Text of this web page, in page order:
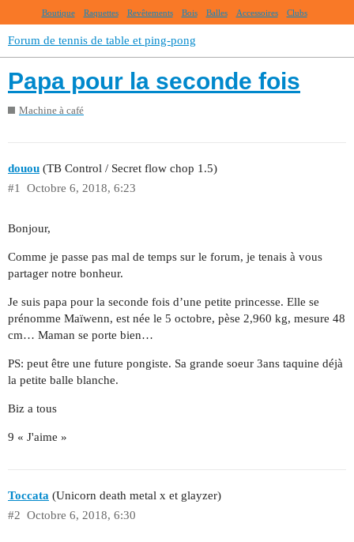
Boutique Raquettes Revêtements Bois Balles Accessoires Clubs
Forum de tennis de table et ping-pong
Papa pour la seconde fois
Machine à café
douou (TB Control / Secret flow chop 1.5)
Octobre 6, 2018, 6:23
#1
Bonjour,
Comme je passe pas mal de temps sur le forum, je tenais à vous
partager notre bonheur.
Je suis papa pour la seconde fois d’une petite princesse. Elle se
prénomme Maïwenn, est née le 5 octobre, pèse 2,960 kg, mesure 48
cm… Maman se porte bien…
PS: peut être une future pongiste. Sa grande soeur 3ans taquine déjà
la petite balle blanche.
Biz a tous
9 « J'aime »
Toccata (Unicorn death metal x et glayzer)
Octobre 6, 2018, 6:30
#2